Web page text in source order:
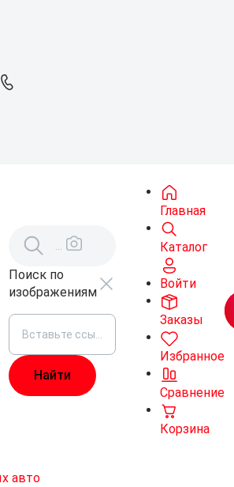
Поиск по
изображениям
Главная
Каталог
Войти
Заказы
Избранное
Сравнение
Корзина
авто